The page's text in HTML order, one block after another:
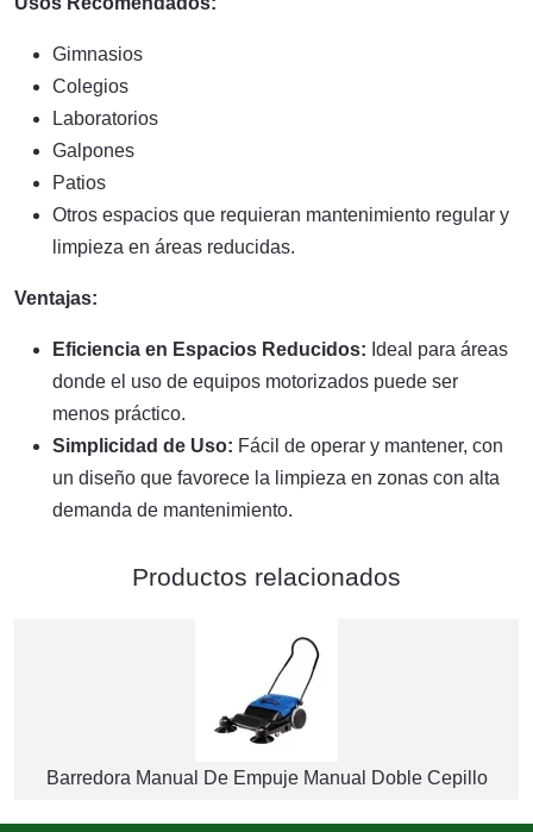
Gimnasios
Colegios
Laboratorios
Galpones
Patios
Otros espacios que requieran mantenimiento regular y
limpieza en áreas reducidas.
Ventajas:
Eficiencia en Espacios Reducidos: Ideal para áreas
donde el uso de equipos motorizados puede ser
menos práctico.
Simplicidad de Uso: Fácil de operar y mantener, con
un diseño que favorece la limpieza en zonas con alta
demanda de mantenimiento.
Productos relacionados
Barredora Manual De Empuje Manual Doble Cepillo